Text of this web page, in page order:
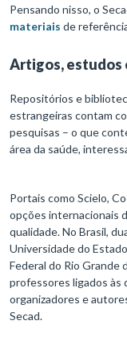
Pensando nisso, o
materiais de
Artigos, estudos
Repositórios e
estrangeiras contam
pesquisas – o que
área da saúde,
Portais como Scielo,
opções internacionais
qualidade. No Brasil,
Universidade do
Federal do Rio Grande
professores ligados às
organizadores e
Secad.